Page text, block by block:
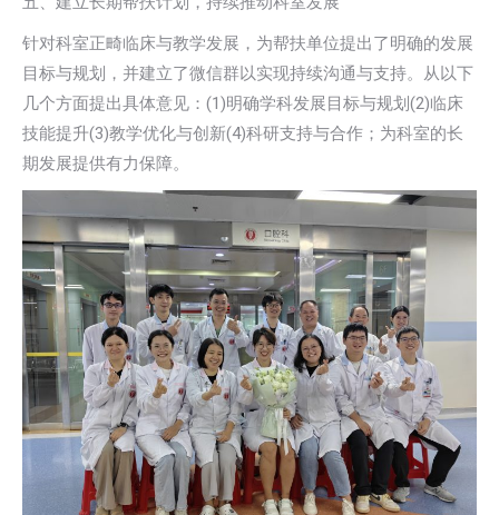
针对科室正畸临床与教学发展，为帮扶单位提出了明确的发展
目标与规划，并建立了微信群以实现持续沟通与支持。从以下
几个方面提出具体意见：(1)明确学科发展目标与规划(2)临床
技能提升(3)教学优化与创新(4)科研支持与合作；为科室的长
期发展提供有力保障。